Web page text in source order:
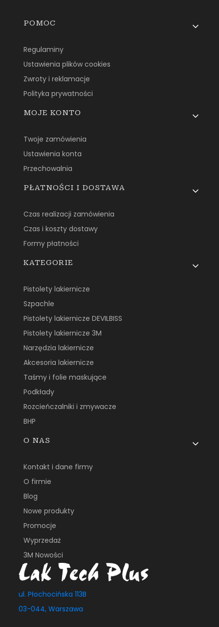
Linki w stopce
POMOC
Regulaminy
Ustawienia plików cookies
Zwroty i reklamacje
Polityka prywatności
MOJE KONTO
Twoje zamówienia
Ustawienia konta
Przechowalnia
PŁATNOŚCI I DOSTAWA
Czas realizacji zamówienia
Czas i koszty dostawy
Formy płatności
KATEGORIE
Pistolety lakiernicze
Szpachle
Pistolety lakiernicze DEVILBISS
Pistolety lakiernicze 3M
Narzędzia lakiernicze
Akcesoria lakiernicze
Taśmy i folie maskujące
Podkłady
Rozcieńczalniki i zmywacze
BHP
O NAS
Kontakt i dane firmy
O firmie
Blog
Nowe produkty
Promocje
Wyprzedaż
3M Nowości
ul. Płochocińska 113B
03-044, Warszawa